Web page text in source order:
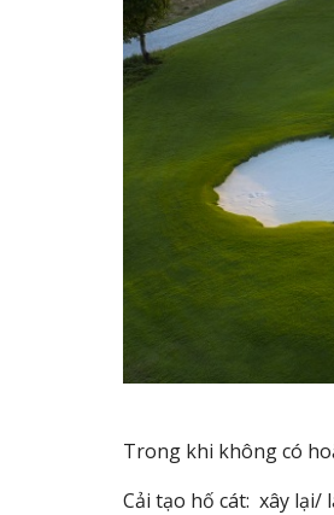
Trong khi không có
Cải tạo hố cát: xây lại/